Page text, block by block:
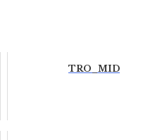
TRO_MID